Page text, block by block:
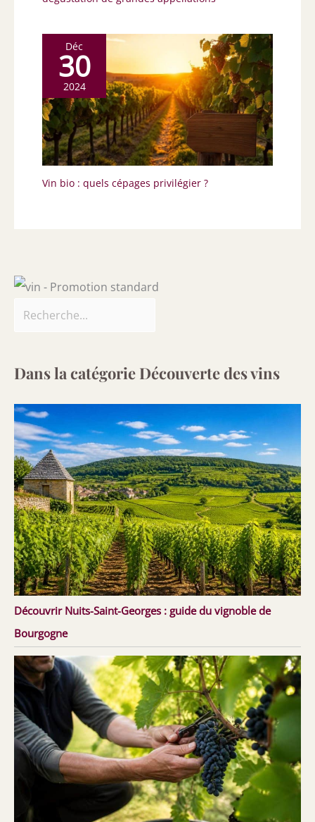
Déc
30
2024
Vin bio : quels cépages privilégier ?
Dans la catégorie Découverte des vins
Découvrir Nuits-Saint-Georges : guide du vignoble de
Bourgogne